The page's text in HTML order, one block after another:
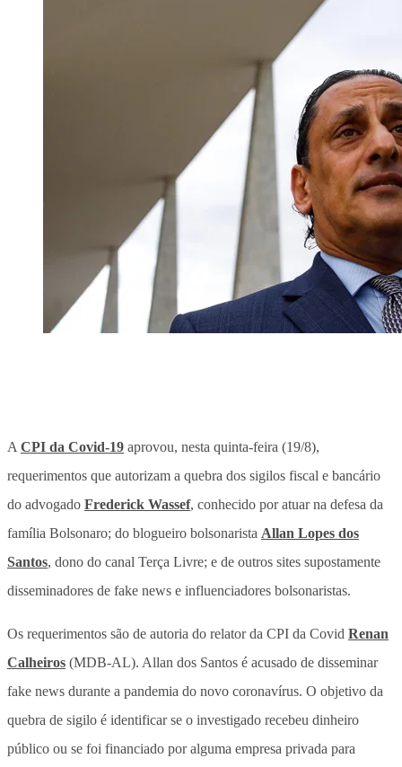
A CPI da Covid-19 aprovou, nesta quinta-feira (19/8),
requerimentos que autorizam a quebra dos sigilos fiscal e bancário
do advogado Frederick Wassef, conhecido por atuar na defesa da
família Bolsonaro; do blogueiro bolsonarista Allan Lopes dos
Santos, dono do canal Terça Livre; e de outros sites supostamente
disseminadores de fake news e influenciadores bolsonaristas.
Os requerimentos são de autoria do relator da CPI da Covid Renan
Calheiros (MDB-AL). Allan dos Santos é acusado de disseminar
fake news durante a pandemia do novo coronavírus. O objetivo da
quebra de sigilo é identificar se o investigado recebeu dinheiro
público ou se foi financiado por alguma empresa privada para